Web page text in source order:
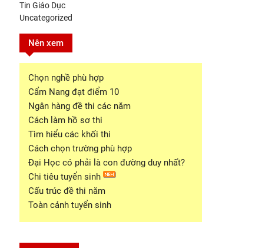
Tin Giáo Dục
Uncategorized
Nên xem
Chọn nghề phù hợp
Cẩm Nang đạt điểm 10
Ngân hàng đề thi các năm
Cách làm hồ sơ thi
Tìm hiểu các khối thi
Cách chọn trường phù hợp
Đại Học có phải là con đường duy nhất?
Chi tiêu tuyển sinh
Cấu trúc đề thi năm
Toàn cảnh tuyển sinh